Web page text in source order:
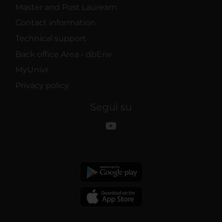
Master and Post Lauream
Contact information
Technical support
Back office Area - dbErw
MyUnivr
Privacy policy
Segui su